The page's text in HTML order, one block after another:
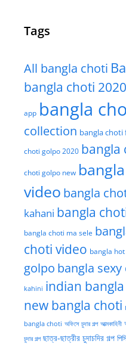
Tags
All bangla choti
bangla choti 2020
app bangla
collection bangla choti
choti golpo 2020 bangla
choti golpo new
video bangla
kahani bangla
bangla choti ma sele
choti video bangla
golpo bangla
kahini indian
new bangla choti
bangla choti অফিসে চুদার গল্প আত্মকাহিনী
চুদার গল্প ছাত্র-ছাত্রীর চুদাচদির গল্প